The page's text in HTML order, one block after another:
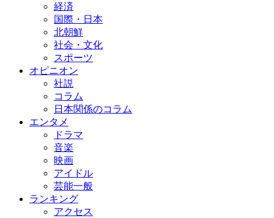
経済
国際・日本
北朝鮮
社会・文化
スポーツ
オピニオン
社説
コラム
日本関係のコラム
エンタメ
ドラマ
音楽
映画
アイドル
芸能一般
ランキング
アクセス